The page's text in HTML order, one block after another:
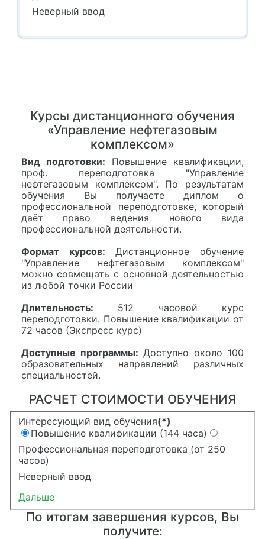
Неверный ввод
Курсы дистанционного обучения
«Управление нефтегазовым
комплексом»
Вид подготовки: Повышение квалификации,
проф. переподготовка "Управление
нефтегазовым комплексом". По результатам
обучения Вы получаете диплом о
профессиональной переподготовке, который
даёт право ведения нового вида
профессиональной деятельности.
Формат курсов: Дистанционное обучение
"Управление нефтегазовым комплексом"
можно совмещать с основной деятельностью
из любой точки России
Длительность: 512 часовой курс
переподготовки. Повышение квалификации от
72 часов (Экспресс курс)
Доступные программы: Доступно около 100
образовательных направлений различных
специальностей.
РАСЧЕТ СТОИМОСТИ ОБУЧЕНИЯ
Интересующий вид обучения(*)
Повышение квалификации (144 часа)
Профессиональная переподготовка (от 250
часов)
Неверный ввод
Дальше
По итогам завершения курсов, Вы
получите: